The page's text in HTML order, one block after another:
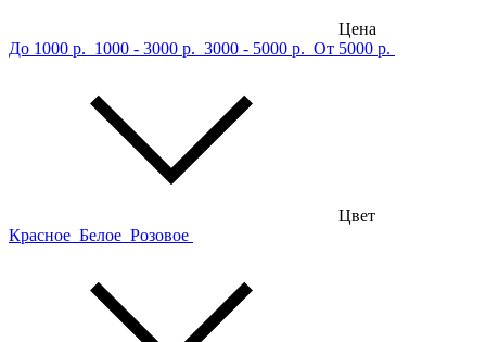
Цена
До 1000 р. 1000 - 3000 р. 3000 - 5000 р. От 5000 р.
Цвет
Красное Белое Розовое